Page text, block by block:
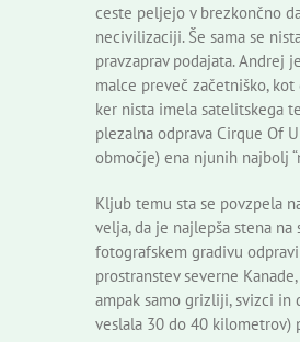
ceste peljejo v brezkončno
necivilizaciji. Še sama se
pravzaprav podajata. Andrej
malce preveč začetniško, kot
ker nista imela satelitskega
plezalna odprava Cirque Of
območje) ena njunih najbolj
Kljub temu sta se povzpela
velja, da je najlepša stena na
fotografskem gradivu
prostranstev severne
ampak samo grizliji, svizci in
veslala 30 do 40 kilometrov)